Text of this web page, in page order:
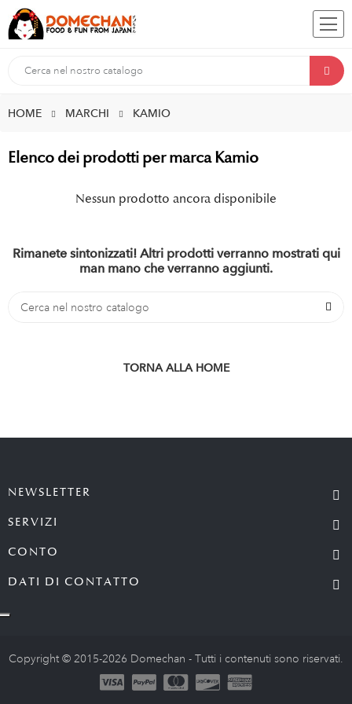
HOME MARCHI KAMIO
Elenco dei prodotti per marca Kamio
Nessun prodotto ancora disponibile
Rimanete sintonizzati! Altri prodotti verranno mostrati qui
man mano che verranno aggiunti.
TORNA ALLA HOME
NEWSLETTER
SERVIZI
CONTO
DATI DI CONTATTO
Copyright © 2015-2026 Domechan - Tutti i contenuti sono riservati.